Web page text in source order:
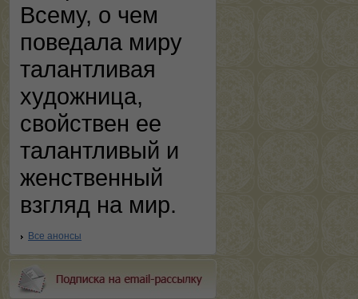
Всему, о чем
поведала миру
талантливая
художница,
свойствен ее
талантливый и
женственный
взгляд на мир.
Все анонсы